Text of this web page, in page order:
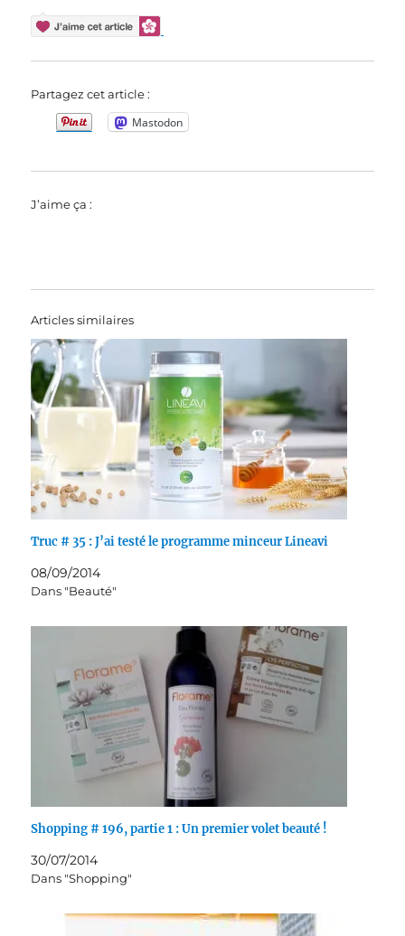
Partagez cet article :
Mastodon
J’aime ça :
Articles similaires
Truc # 35 : J’ai testé le programme minceur Lineavi
08/09/2014
Dans "Beauté"
Shopping # 196, partie 1 : Un premier volet beauté !
30/07/2014
Dans "Shopping"